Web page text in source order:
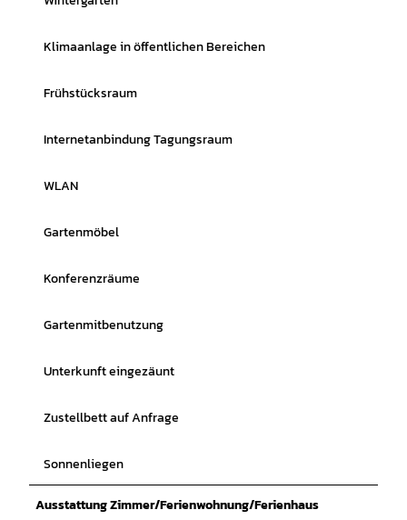
Klimaanlage in öffentlichen Bereichen
Frühstücksraum
Internetanbindung Tagungsraum
WLAN
Gartenmöbel
Konferenzräume
Gartenmitbenutzung
Unterkunft eingezäunt
Zustellbett auf Anfrage
Sonnenliegen
Ausstattung Zimmer/Ferienwohnung/Ferienhaus